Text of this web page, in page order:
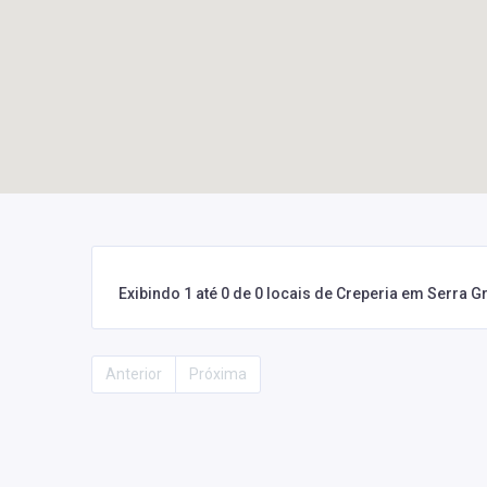
Exibindo 1 até 0 de 0 locais de Creperia em Serra
Anterior Próxima